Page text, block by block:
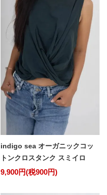
indigo sea オーガニックコッ
トンクロスタンク スミイロ
9,900円(税900円)